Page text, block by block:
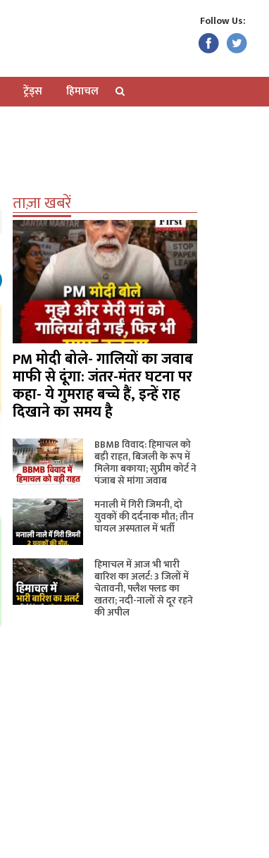
Follow Us:
ट्रेंड्स हिमाचल
ताज़ा खबरें
PM मोदी बोले- गालियों का जवाब
माफी से दूंगा: जंतर-मंतर घटना पर
कहा- ये गुमराह बच्चे हैं, इन्हें राह
दिखाने का समय है
BBMB विवाद: हिमाचल को
बड़ी राहत, बिजली के रूप में
मिलेगा बकाया; सुप्रीम कोर्ट ने
पंजाब से मांगा जवाब
मनाली में गिरी जिमनी, दो
युवकों की दर्दनाक मौत; तीन
घायल अस्पताल में भर्ती
हिमाचल में आज भी भारी
बारिश का अलर्ट: 3 जिलों में
चेतावनी, फ्लैश फ्लड का
खतरा; नदी-नालों से दूर रहने
की अपील